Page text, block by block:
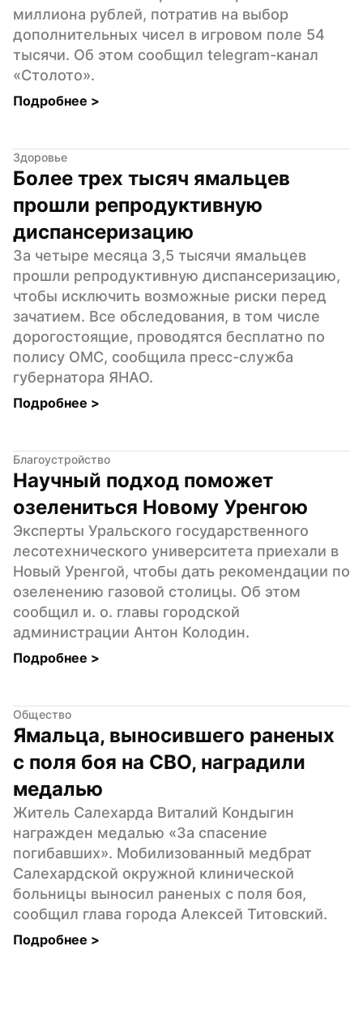
миллиона рублей, потратив на выбор
дополнительных чисел в игровом поле 54
тысячи. Об этом сообщил telegram-канал
«Столото».
Подробнее >
Здоровье
Более трех тысяч ямальцев
прошли репродуктивную
диспансеризацию
За четыре месяца 3,5 тысячи ямальцев
прошли репродуктивную диспансеризацию,
чтобы исключить возможные риски перед
зачатием. Все обследования, в том числе
дорогостоящие, проводятся бесплатно по
полису ОМС, сообщила пресс-служба
губернатора ЯНАО.
Подробнее >
Благоустройство
Научный подход поможет
озелениться Новому Уренгою
Эксперты Уральского государственного
лесотехнического университета приехали в
Новый Уренгой, чтобы дать рекомендации по
озеленению газовой столицы. Об этом
сообщил и. о. главы городской
администрации Антон Колодин.
Подробнее >
Общество
Ямальца, выносившего раненых
с поля боя на СВО, наградили
медалью
Житель Салехарда Виталий Кондыгин
награжден медалью «За спасение
погибавших». Мобилизованный медбрат
Салехардской окружной клинической
больницы выносил раненых с поля боя,
сообщил глава города Алексей Титовский.
Подробнее >